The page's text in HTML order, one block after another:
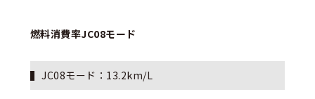
燃料消費率JC08モード
JC08モード：13.2km/L